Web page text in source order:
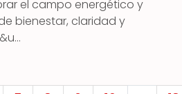
el campo energético y
bienestar, claridad y